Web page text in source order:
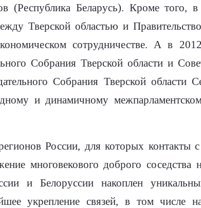
(Республика Беларусь). Кроме
Тверской областью и
сотрудничестве. А в
Собрания Тверской области и
Собрания Тверской области
и динамичному
России, для которых контакты
многовекового доброго
и Белоруссии накоплен
укрепление связей, в том числе